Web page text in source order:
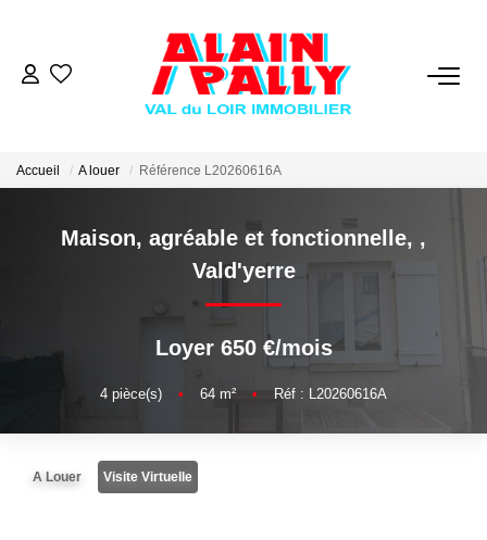
VENTE
LOCATION
GESTION
DERNIERES VENTES
NOS AGENCES
Notre Équipe
Nous Rejoindre
Accueil A louer Référence L20260616A
Maison, agréable et fonctionnelle, ,
Vald'yerre
Loyer 650 €/mois
4 pièce(s) • 64 m² • Réf : L20260616A
A Louer Visite Virtuelle